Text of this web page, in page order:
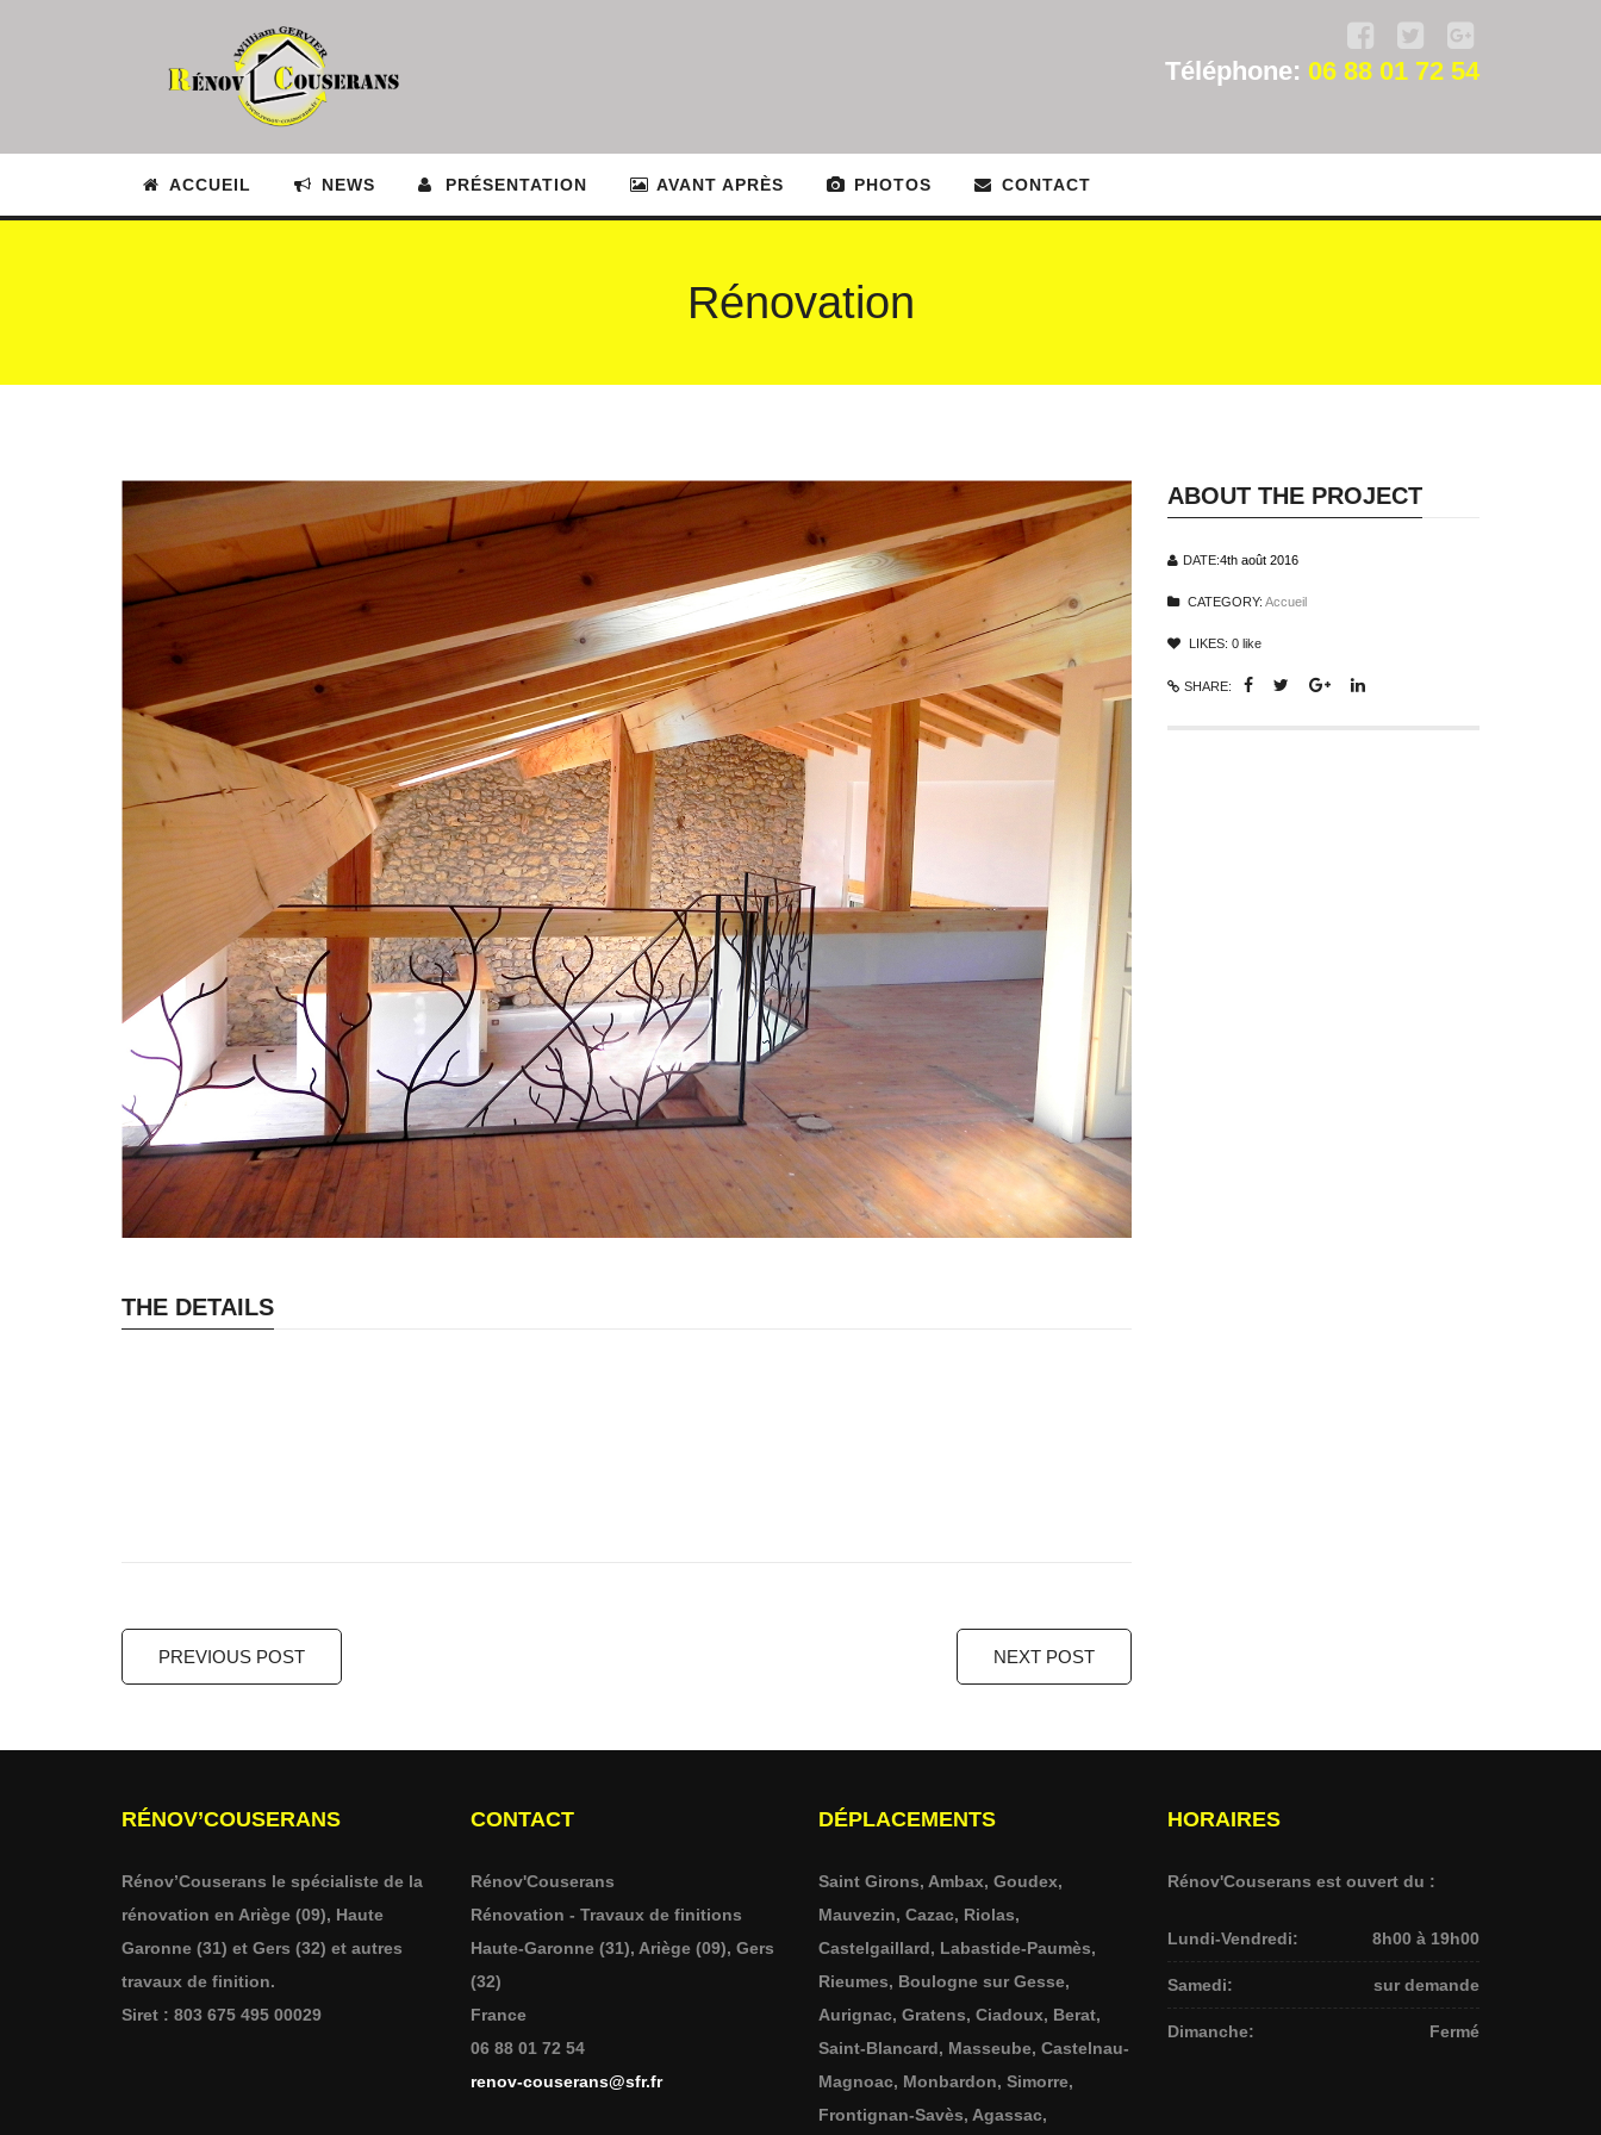
Téléphone: 06 88 01 72 54
ACCUEIL NEWS PRÉSENTATION AVANT APRÈS PHOTOS CONTACT
Rénovation
THE DETAILS
PREVIOUS POST NEXT POST
ABOUT THE PROJECT
DATE:4th août 2016
CATEGORY: Accueil
LIKES: 0like
SHARE:
RÉNOV’COUSERANS
Rénov’Couserans le spécialiste de la
rénovation en Ariège (09), Haute
Garonne (31) et Gers (32) et autres
travaux de finition.
Siret : 803 675 495 00029
CONTACT
Rénov'Couserans
Rénovation - Travaux de finitions
Haute-Garonne (31), Ariège (09), Gers
(32)
France
06 88 01 72 54
renov-couserans@sfr.fr
DÉPLACEMENTS
Saint Girons, Ambax, Goudex,
Mauvezin, Cazac, Riolas,
Castelgaillard, Labastide-Paumès,
Rieumes, Boulogne sur Gesse,
Aurignac, Gratens, Ciadoux, Berat,
Saint-Blancard, Masseube, Castelnau-
Magnoac, Monbardon, Simorre,
Frontignan-Savès, Agassac,
HORAIRES
Rénov'Couserans est ouvert du :
Lundi-Vendredi: 8h00 à 19h00
Samedi: sur demande
Dimanche: Fermé